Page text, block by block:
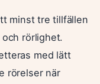
minst tre tillfällen
rörlighet.
med lätt
rörelser när